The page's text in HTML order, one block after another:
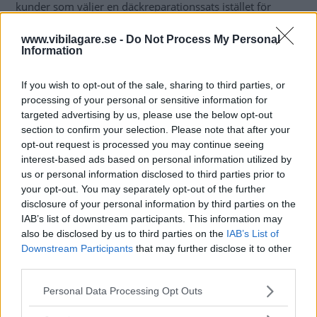
www.vibilagare.se - Do Not Process My Personal
Information
If you wish to opt-out of the sale, sharing to third parties, or
processing of your personal or sensitive information for
targeted advertising by us, please use the below opt-out
section to confirm your selection. Please note that after your
opt-out request is processed you may continue seeing
interest-based ads based on personal information utilized by
us or personal information disclosed to third parties prior to
your opt-out. You may separately opt-out of the further
disclosure of your personal information by third parties on the
IAB’s list of downstream participants. This information may
also be disclosed by us to third parties on the IAB’s List of
Downstream Participants that may further disclose it to other
Please note that this website/app uses one or more Google
Personal Data Processing Opt Outs
kunder som väljer en däckreparationssats istället för
Andra valbara finesser till bagageutrymmet är en
programmeras till olika öppningsvinklar. Saab påpekar
också att man ansträngt sig för att isolera det nya
bakpartiet för att minimera vibrationer och buller.
Nya Saab 9-5 SportCombi börjar säljas i april och bilarna
börjar levereras till kund i augusti. Modellen visas för
första gången på bilsalongen i Genève i början av mars.
Inga priser är än så länge klara.
Läs mer om nya Saab 9-5 SportCombi i Saabs svenska
pressmaterial.
Se högupplöst bild av nya Saab 9-5 SportCombi.